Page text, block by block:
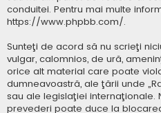
conduitei. Pentru mai multe
https://www.phpbb.com/.
Sunteţi de acord să nu scrieţi
vulgar, calomnios, de ură,
orice alt material care poate
dumneavoastră, ale ţării unde
sau ale legislaţiei
prevederi poate duce la